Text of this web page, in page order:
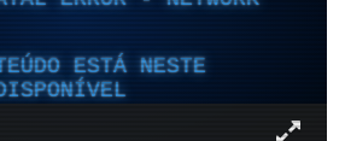
ESTÁ NESTE